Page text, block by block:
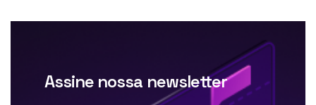
Assine nossa newsletter